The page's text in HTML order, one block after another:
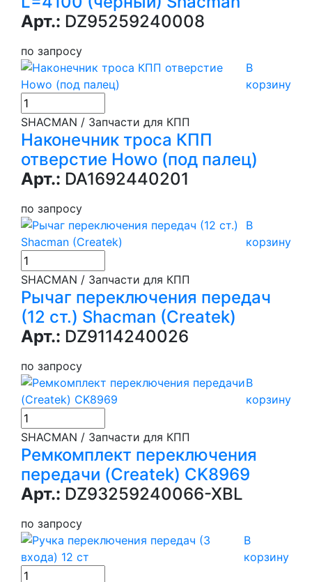
Арт.: DZ95259240008
по запросу
В
корзину
SHACMAN / Запчасти для КПП
Наконечник троса КПП
отверстие Howo (под палец)
Арт.: DA1692440201
по запросу
В
корзину
SHACMAN / Запчасти для КПП
Рычаг переключения передач
(12 ст.) Shacman (Createk)
Арт.: DZ9114240026
по запросу
В
корзину
SHACMAN / Запчасти для КПП
Ремкомплект переключения
передачи (Createk) CK8969
Арт.: DZ93259240066-XBL
по запросу
В
корзину